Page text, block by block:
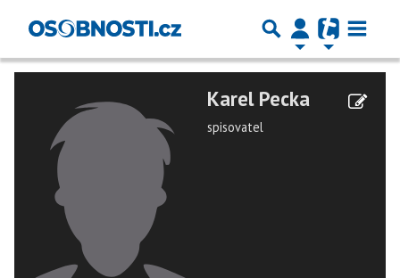
Karel Pecka
spisovatel